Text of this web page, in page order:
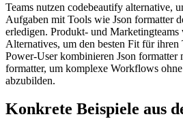
Teams nutzen codebeautify alternative,
Aufgaben mit Tools wie Json formatter
erledigen. Produkt- und Marketingteams
Alternatives, um den besten Fit für ihren
Power-User kombinieren Json formatter
formatter, um komplexe Workflows
abzubilden.
Konkrete Beispiele aus